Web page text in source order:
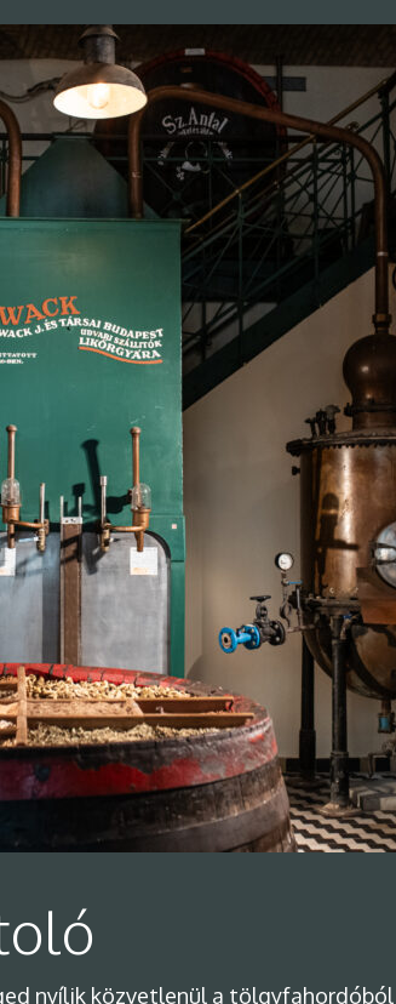
nyílik közvetlenül a